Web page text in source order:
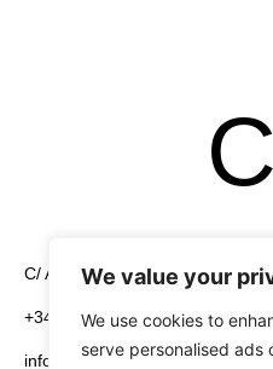
We value your
We use cookies to
serve personalised ads
C/ Alcayata, 4 Pol. Ind. El Florío
+34 958 19 84 31
info@greening-group.com